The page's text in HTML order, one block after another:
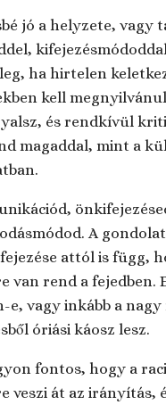
jó a helyzete, vagy
ha hirtelen
kell
és rendkívül
magaddal, mint a
A
attól is függ,
van rend a fejedben.
e, vagy inkább a
óriási káosz lesz.
fontos, hogy a
veszi át az irányítás,